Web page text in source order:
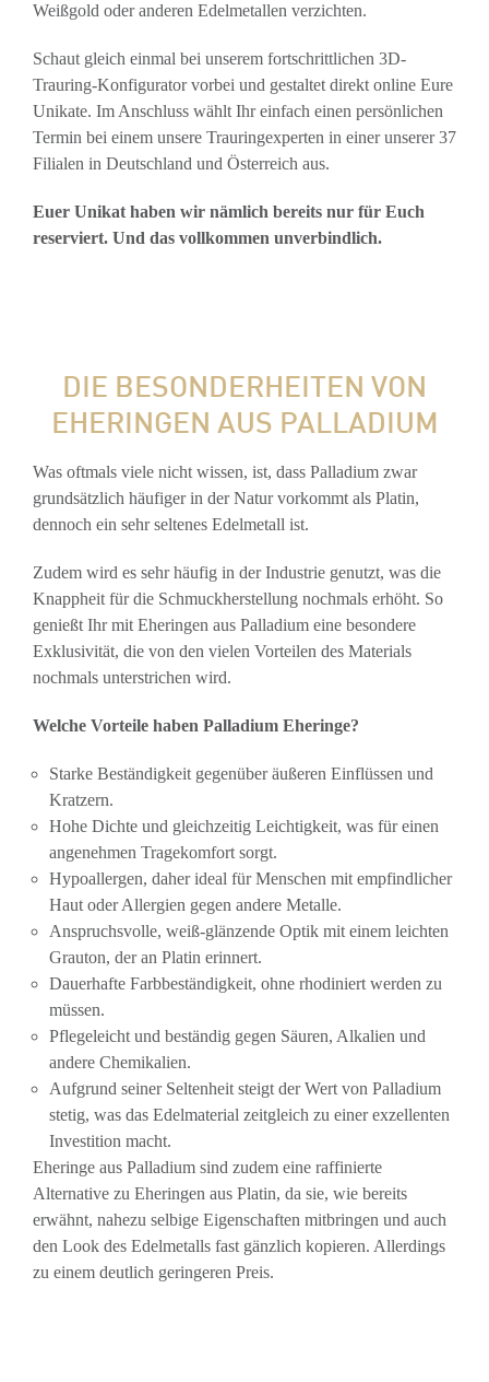
Weißgold oder anderen Edelmetallen verzichten.
Schaut gleich einmal bei unserem fortschrittlichen 3D-
Trauring-Konfigurator vorbei und gestaltet direkt online Eure
Unikate. Im Anschluss wählt Ihr einfach einen persönlichen
Termin bei einem unsere Trauringexperten in einer unserer 37
Filialen in Deutschland und Österreich aus.
Euer Unikat haben wir nämlich bereits nur für Euch
reserviert. Und das vollkommen unverbindlich.
DIE BESONDERHEITEN VON
EHERINGEN AUS PALLADIUM
Was oftmals viele nicht wissen, ist, dass Palladium zwar
grundsätzlich häufiger in der Natur vorkommt als Platin,
dennoch ein sehr seltenes Edelmetall ist.
Zudem wird es sehr häufig in der Industrie genutzt, was die
Knappheit für die Schmuckherstellung nochmals erhöht. So
genießt Ihr mit Eheringen aus Palladium eine besondere
Exklusivität, die von den vielen Vorteilen des Materials
nochmals unterstrichen wird.
Welche Vorteile haben Palladium Eheringe?
Starke Beständigkeit gegenüber äußeren Einflüssen und
Kratzern.
Hohe Dichte und gleichzeitig Leichtigkeit, was für einen
angenehmen Tragekomfort sorgt.
Hypoallergen, daher ideal für Menschen mit empfindlicher
Haut oder Allergien gegen andere Metalle.
Anspruchsvolle, weiß-glänzende Optik mit einem leichten
Grauton, der an Platin erinnert.
Dauerhafte Farbbeständigkeit, ohne rhodiniert werden zu
müssen.
Pflegeleicht und beständig gegen Säuren, Alkalien und
andere Chemikalien.
Aufgrund seiner Seltenheit steigt der Wert von Palladium
stetig, was das Edelmaterial zeitgleich zu einer exzellenten
Investition macht.
Eheringe aus Palladium sind zudem eine raffinierte
Alternative zu Eheringen aus Platin, da sie, wie bereits
erwähnt, nahezu selbige Eigenschaften mitbringen und auch
den Look des Edelmetalls fast gänzlich kopieren. Allerdings
zu einem deutlich geringeren Preis.